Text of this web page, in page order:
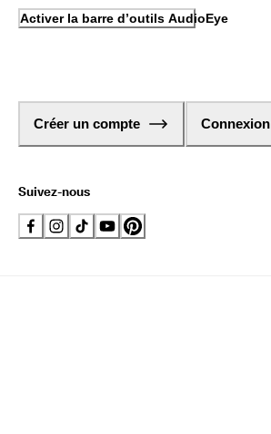
Activer la barre d’outils AudioEye
Créer un compte Connexion
Suivez-nous